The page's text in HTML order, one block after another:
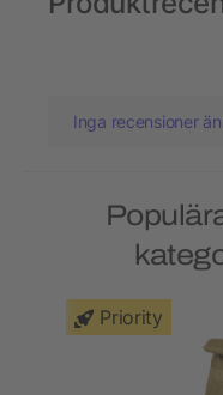
Inga recensioner
Priority